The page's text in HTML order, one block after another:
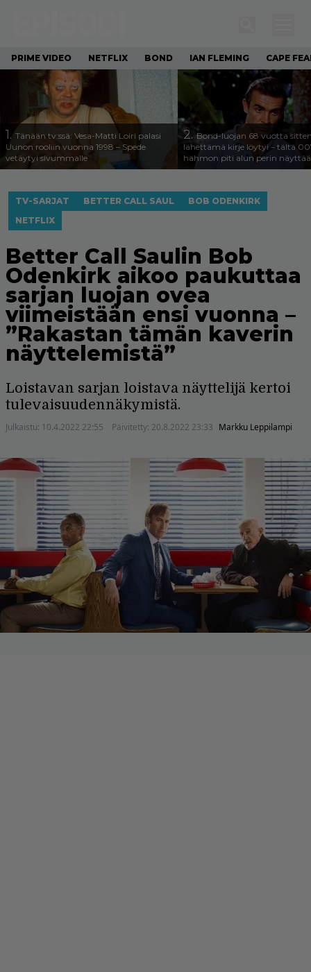
PRIME VIDEO NETFLIX BOND IAN FLEMING CAPE
1. Tänään tv:ssä: Vesa-Matti Loiri palasi
Uunon rooliin vuonna 1998 – Spede
vetäytyi sivummalle
2.Bond-luojan 68 vuotta
lähettämä kirje löytyi – tältä
hahmon piti alun perin näyttää
TV-SARJAT BETTER CALL SAUL
BOB ODENKIRK
NETFLIX
Better Call Saulin Bob
Odenkirk aikoo paukuttaa
sarjan luojan ovea
viimeistään ensi vuonna –
”Rakastan tämän kaverin
näyttelemistä”
Loistavan sarjan loistava näyttelijä kertoi
tulevaisuudennäkymistä.
Julkaistu: 10.4.2022 22:55 Päivitetty: 20.8.2022 23:33 Markku Leppilampi